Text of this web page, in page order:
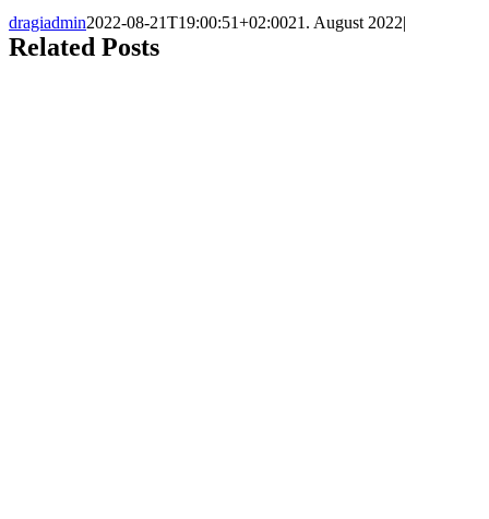
dragiadmin2022-08-21T19:00:51+02:0021. August 2022|
Related Posts